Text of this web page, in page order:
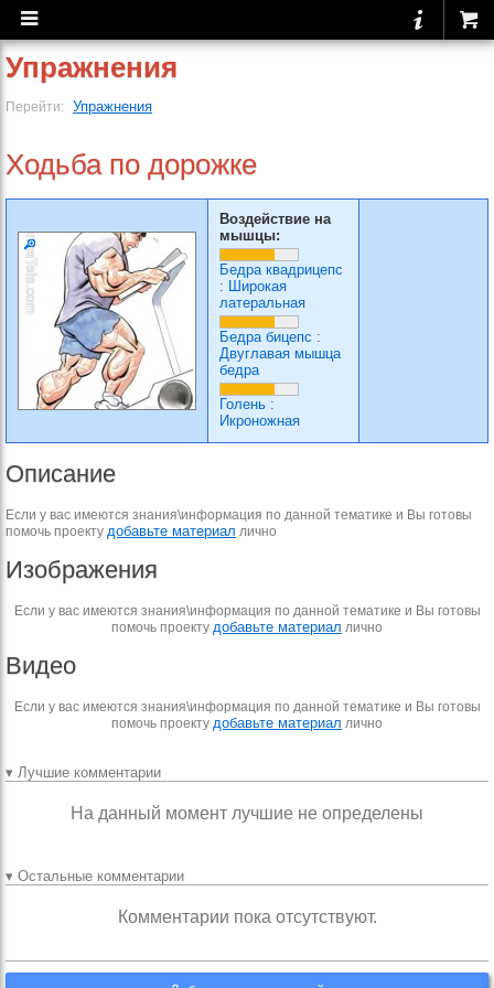
Упражнения
Перейти: Упражнения
Ходьба по дорожке
Воздействие на
мышцы:
Бедра квадрицепс
: Широкая
латеральная
Бедра бицепс :
Двуглавая мышца
бедра
Голень :
Икроножная
Описание
Если у вас имеются знания\информация по данной тематике и Вы готовы
помочь проекту добавьте материал лично
Изображения
Если у вас имеются знания\информация по данной тематике и Вы готовы
помочь проекту добавьте материал лично
Видео
Если у вас имеются знания\информация по данной тематике и Вы готовы
помочь проекту добавьте материал лично
▾ Лучшие комментарии
На данный момент лучшие не определены
▾ Остальные комментарии
Комментарии пока отсутствуют.